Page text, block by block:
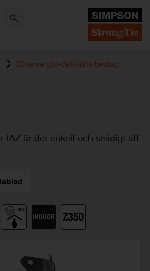
Diverse gör-det-själv beslag
TAZ är det enkelt och smidigt att